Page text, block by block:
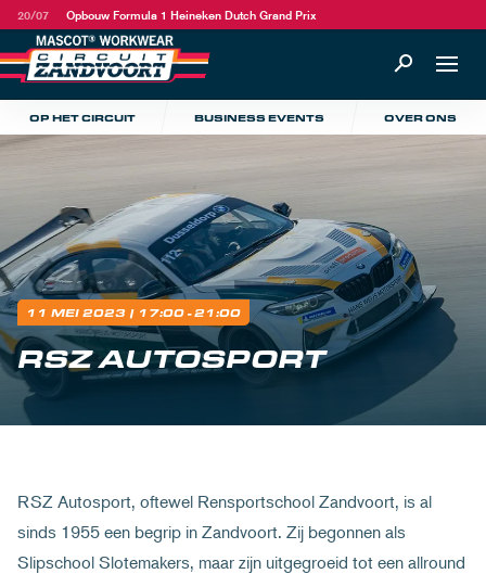
20/07 Opbouw Formula 1 Heineken Dutch Grand Prix
OP HET CIRCUIT BUSINESS EVENTS OVER ONS
11 MEI 2023 | 17:00 - 21:00
RSZ AUTOSPORT
RSZ Autosport, oftewel Rensportschool Zandvoort, is al
sinds 1955 een begrip in Zandvoort. Zij begonnen als
Slipschool Slotemakers, maar zijn uitgegroeid tot een allround